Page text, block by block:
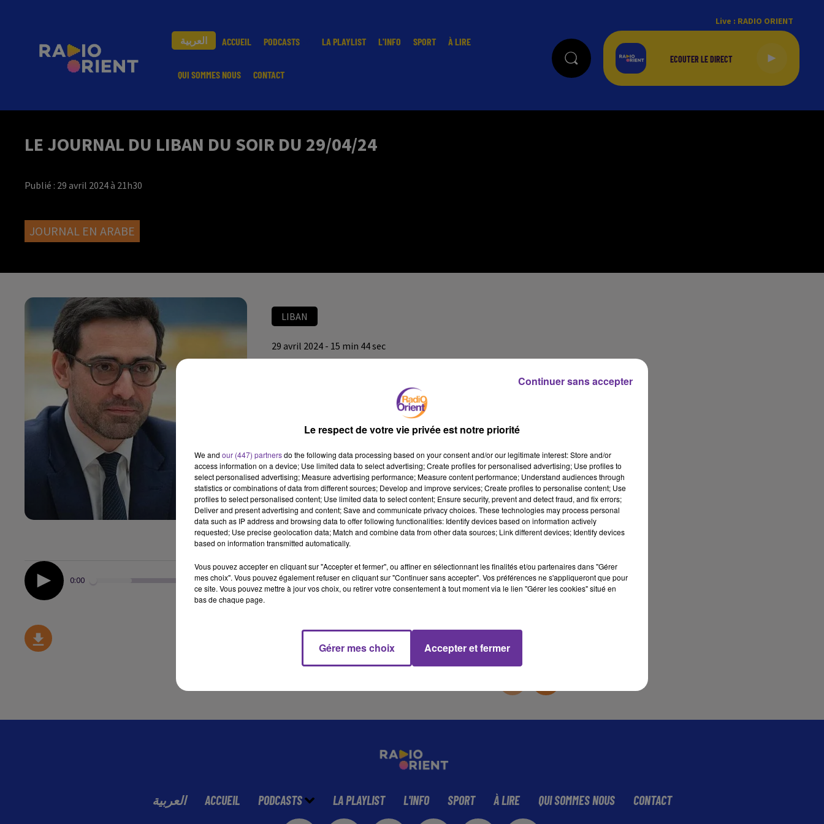
العربية ACCUEIL PODCASTS LA PLAYLIST L'INFO SPORT À LIRE
QUI SOMMES NOUS CONTACT
Live : RADIO ORIENT
LE JOURNAL DU LIBAN DU SOIR DU 29/04/24
Publié : 29 avril 2024 à 21h30
JOURNAL EN ARABE
LIBAN
29 avril 2024 - 15 min 44 sec
LE JOURNAL DU LIBAN DU SOIR DU 29/04/24
0:00 15 min 44 sec
العربية ACCUEIL PODCASTS LA PLAYLIST L'INFO SPORT À LIRE QUI SOMMES NOUS CONTACT
Le respect de votre vie privée est notre priorité
We and our (447) partnersdo the following data processing based on your consent and/or our legitimate interest: Store and/or
access information on a device; Use limited data to select advertising; Create profiles for personalised advertising; Use profiles to
select personalised advertising; Measure advertising performance; Measure content performance; Understand audiences through
statistics or combinations of data from different sources; Develop and improve services; Create profiles to personalise content; Use
profiles to select personalised content; Use limited data to select content; Ensure security, prevent and detect fraud, and fix errors;
Deliver and present advertising and content; Save and communicate privacy choices. These technologies may process personal
data such as IP address and browsing data to offer following functionalities: Identify devices based on information actively
requested; Use precise geolocation data; Match and combine data from other data sources; Link different devices; Identify devices
based on information transmitted automatically.
Vous pouvez accepter en cliquant sur "Accepter et fermer", ou affiner en sélectionnant les finalités et/ou partenaires dans "Gérer
mes choix". Vous pouvez également refuser en cliquant sur "Continuer sans accepter". Vos préférences ne s'appliqueront que pour
ce site. Vous pouvez mettre à jour vos choix, ou retirer votre consentement à tout moment via le lien "Gérer les cookies" situé en
bas de chaque page.
Gérer mes choix Accepter et fermer
Continuer sans accepter